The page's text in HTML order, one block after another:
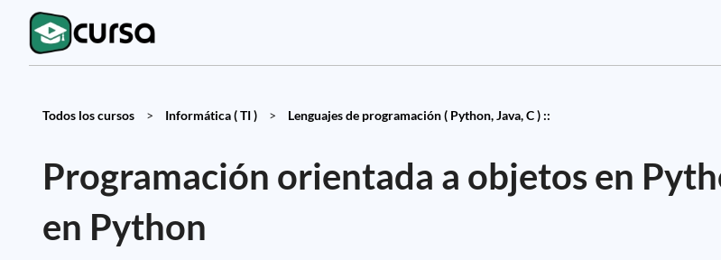
Todos los cursos > Informática ( TI ) > Lenguajes de programación ( Python, Java, C ) ::
Programación orientada a objetos en
en Python